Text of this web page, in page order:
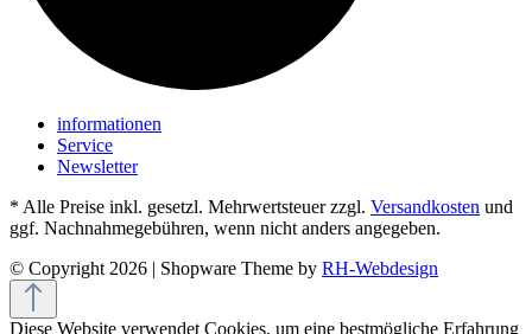
informationen
Service
Newsletter
* Alle Preise inkl. gesetzl. Mehrwertsteuer zzgl. Versandkosten und
ggf. Nachnahmegebühren, wenn nicht anders angegeben.
© Copyright 2026 | Shopware Theme by RH-Webdesign
Diese Website verwendet Cookies, um eine bestmögliche Erfahrung